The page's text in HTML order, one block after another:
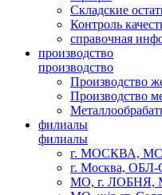
Cкладские
Контроль
справочная
производство
производство
Производство
Производство
филиалы
филиалы
г. МОСКВА,
г. Москва, ОБЛ-
МО, г. ЛОБНЯ,